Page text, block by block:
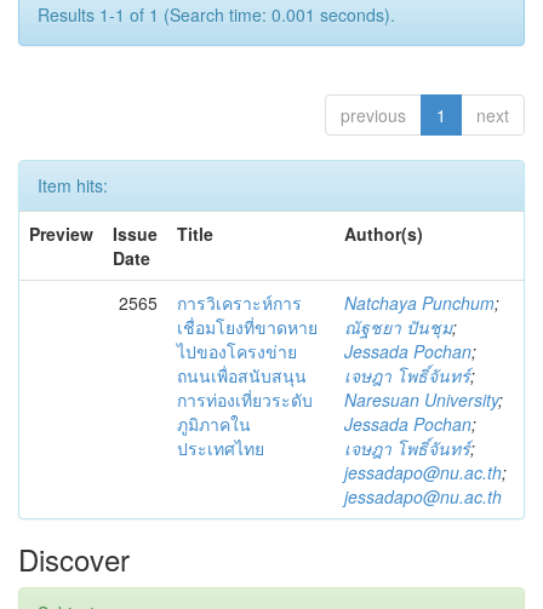
Results 1-1 of 1 (Search time: 0.001 seconds).
previous 1 next
Item hits:
Preview
Issue
Date
Title Author(s)
2565
การวิเคราะห์การ
เชื่อมโยงที่ขาดหาย
ไปของโครงข่าย
ถนนเพื่อสนับสนุน
การท่องเที่ยวระดับ
ภูมิภาคใน
ประเทศไทย
Natchaya Punchum;
ณัฐชยา ปันชุม;
Jessada Pochan;
เจษฎา โพธิ์จันทร์;
Naresuan University;
Jessada Pochan;
เจษฎา โพธิ์จันทร์;
jessadapo@nu.ac.th;
jessadapo@nu.ac.th
Discover